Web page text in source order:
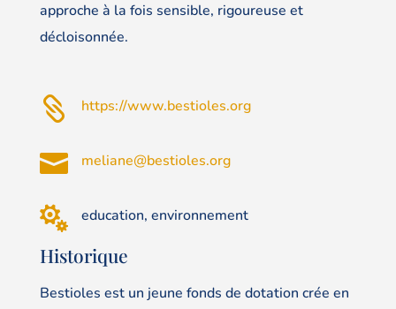
approche à la fois sensible, rigoureuse et
décloisonnée.
 https://www.bestioles.org
 meliane@bestioles.org
 education, environnement
Historique
Bestioles est un jeune fonds de dotation crée en